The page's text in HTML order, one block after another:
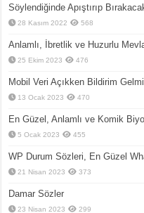
Söylendiğinde Apıştırıp
28 Kasım 2022 568
Anlamlı, İbretlik ve Huzurlu
25 Ekim 2023 476
Mobil Veri Açıkken Bildirim
13 Ocak 2023 470
En Güzel, Anlamlı ve Komik
5 Ocak 2023 455
WP Durum Sözleri, En Güzel
21 Nisan 2023 373
Damar Sözler
23 Nisan 2023 299